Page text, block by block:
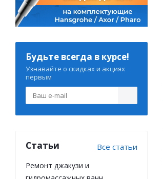
Будьте всегда в курсе!
Узнавайте о скидках и акциях
первым
Статьи Все статьи
Ремонт джакузи и